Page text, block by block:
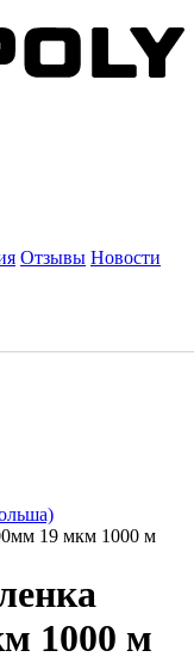
Отзывы Новости
19 мкм 1000 м
1000 м